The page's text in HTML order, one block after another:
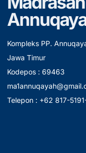
Kompleks PP.
Jawa Timur
Kodepos : 69463
Telepon : +62 817-